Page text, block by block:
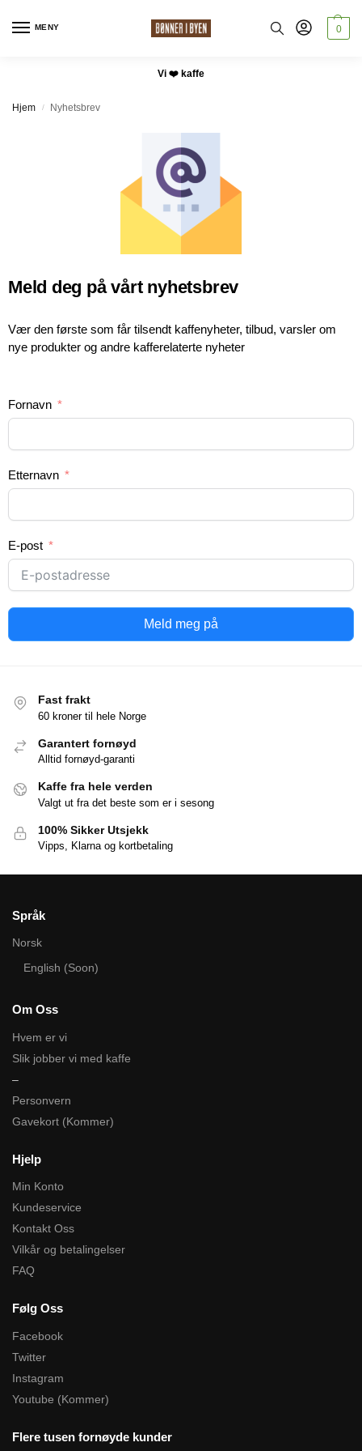
MENY 0
Vi ❤️ kaffe
Hjem / Nyhetsbrev
Meld deg på vårt nyhetsbrev
Vær den første som får tilsendt kaffenyheter, tilbud, varsler om
nye produkter og andre kafferelaterte nyheter
Fornavn
Etternavn
E-post
Meld meg på
Fast frakt
60 kroner til hele Norge
Garantert fornøyd
Alltid fornøyd-garanti
Kaffe fra hele verden
Valgt ut fra det beste som er i sesong
100% Sikker Utsjekk
Vipps, Klarna og kortbetaling
Språk
Norsk
English (Soon)
Om Oss
Hvem er vi
Slik jobber vi med kaffe
–
Personvern
Gavekort (Kommer)
Hjelp
Min Konto
Kundeservice
Kontakt Oss
Vilkår og betalingelser
FAQ
Følg Oss
Facebook
Twitter
Instagram
Youtube (Kommer)
Flere tusen fornøyde kunder